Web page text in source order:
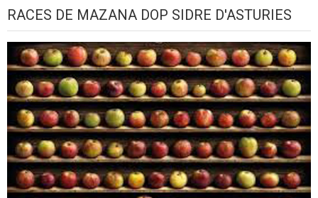
RACES DE MAZANA DOP SIDRE D'ASTURIES